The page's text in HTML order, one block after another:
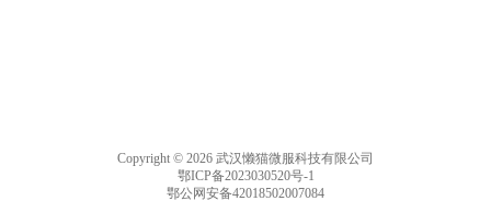
Copyright © 2026 武汉懒猫微服科技有限公司
鄂ICP备2023030520号-1
鄂公网安备42018502007084